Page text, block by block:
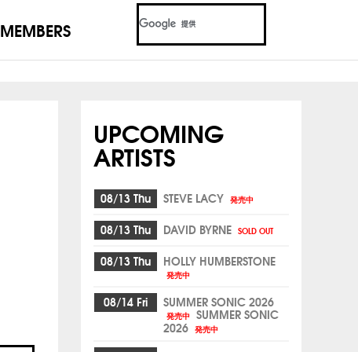
MEMBERS
UPCOMING
ARTISTS
08/13 Thu STEVE LACY 発売中
08/13 Thu DAVID BYRNE SOLD OUT
08/13 Thu HOLLY HUMBERSTONE
発売中
08/14 Fri SUMMER SONIC 2026
発売中 SUMMER SONIC
2026 発売中